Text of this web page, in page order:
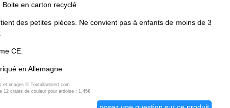
Boite en carton recyclé
des petites pièces. Ne convient pas à enfants de moins de 3
CE.
en Allemagne
et images © Toutallantvert.com
12 craies de couleur pour ardoise : 1.45€